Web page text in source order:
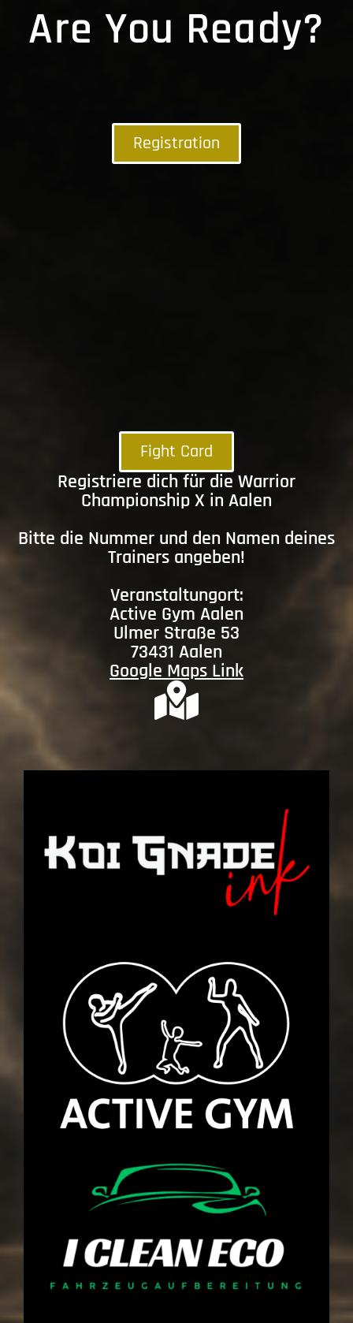
Are You Ready?
Registration
Fight Card
Registriere dich für die Warrior
Championship X in Aalen
Bitte die Nummer und den Namen deines
Trainers angeben!
Veranstaltungort:
Active Gym Aalen
Ulmer Straße 53
73431 Aalen
Google Maps Link